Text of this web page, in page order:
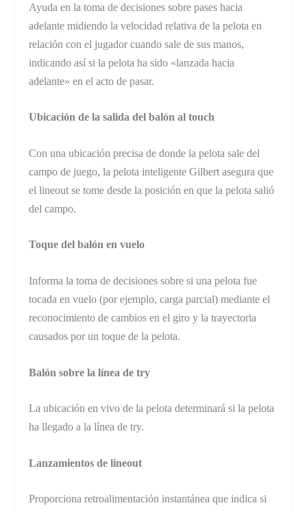
Ayuda en la toma de decisiones sobre pases hacia
adelante midiendo la velocidad relativa de la pelota en
relación con el jugador cuando sale de sus manos,
indicando así si la pelota ha sido «lanzada hacia
adelante» en el acto de pasar.
Ubicación de la salida del balón al touch
Con una ubicación precisa de donde la pelota sale del
campo de juego, la pelota inteligente Gilbert asegura que
el lineout se tome desde la posición en que la pelota salió
del campo.
Toque del balón en vuelo
Informa la toma de decisiones sobre si una pelota fue
tocada en vuelo (por ejemplo, carga parcial) mediante el
reconocimiento de cambios en el giro y la trayectoria
causados por un toque de la pelota.
Balón sobre la línea de try
La ubicación en vivo de la pelota determinará si la pelota
ha llegado a la línea de try.
Lanzamientos de lineout
Proporciona retroalimentación instantánea que indica si